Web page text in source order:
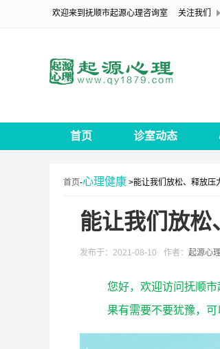
欢迎来到抚顺市起源心理咨询室 关注我们
首页 诊室动态
首页-心理健康 >能让我们放松、释放压
能让我们放松
发布于：2021-08-10 作者： 起源心
您好，欢迎访问抚顺市
果有需要不要犹豫，